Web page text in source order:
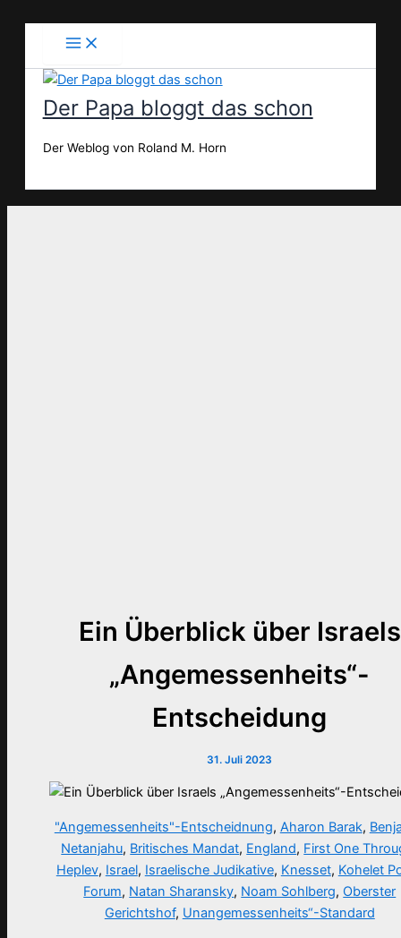
Der Papa bloggt das schon
Der Weblog von Roland M. Horn
Ein Überblick über Israels
„Angemessenheits“-
Entscheidung
31. Juli 2023
"Angemessenheits"-Entscheidnung, Aharon Barak,
Netanjahu, Britisches Mandat, England, First One
Heplev, Israel, Israelische Judikative, Knesset, Kohelet
Forum, Natan Sharansky, Noam Sohlberg, Oberster
Gerichtshof, Unangemessenheits“-Standard